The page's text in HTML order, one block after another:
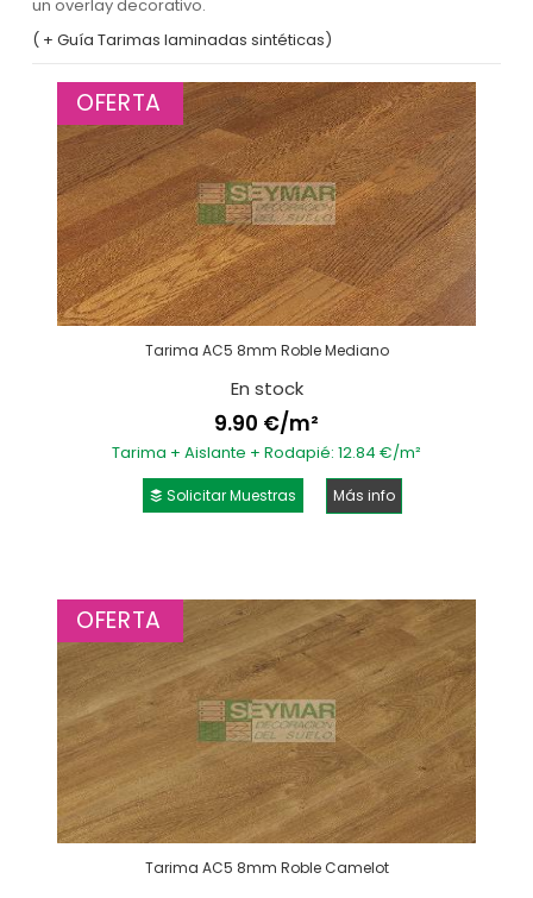
un overlay decorativo.
( + Guía Tarimas laminadas sintéticas)
OFERTA
Tarima AC5 8mm Roble Mediano
En stock
9.90 €/m²
Tarima + Aislante + Rodapié: 12.84 €/m²
Solicitar Muestras Más info
OFERTA
Tarima AC5 8mm Roble Camelot